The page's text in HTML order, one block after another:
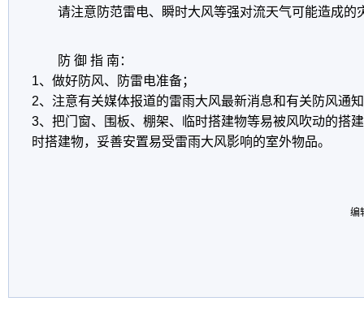
请注意防范雷电、瞬时大风等强对流天气可能造成的
防 御 指 南：
1、做好防风、防雷电准备；
2、注意有关媒体报道的雷雨大风最新消息和有关防风通
3、把门窗、围板、棚架、临时搭建物等易被风吹动的搭
时搭建物，妥善安置易受雷雨大风影响的室外物品。
编